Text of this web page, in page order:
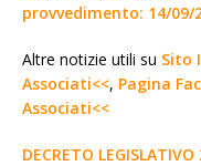
provvedimento: 14/09/
Altre notizie utili su Sito
Associati<<, Pagina
Associati<<
DECRETO